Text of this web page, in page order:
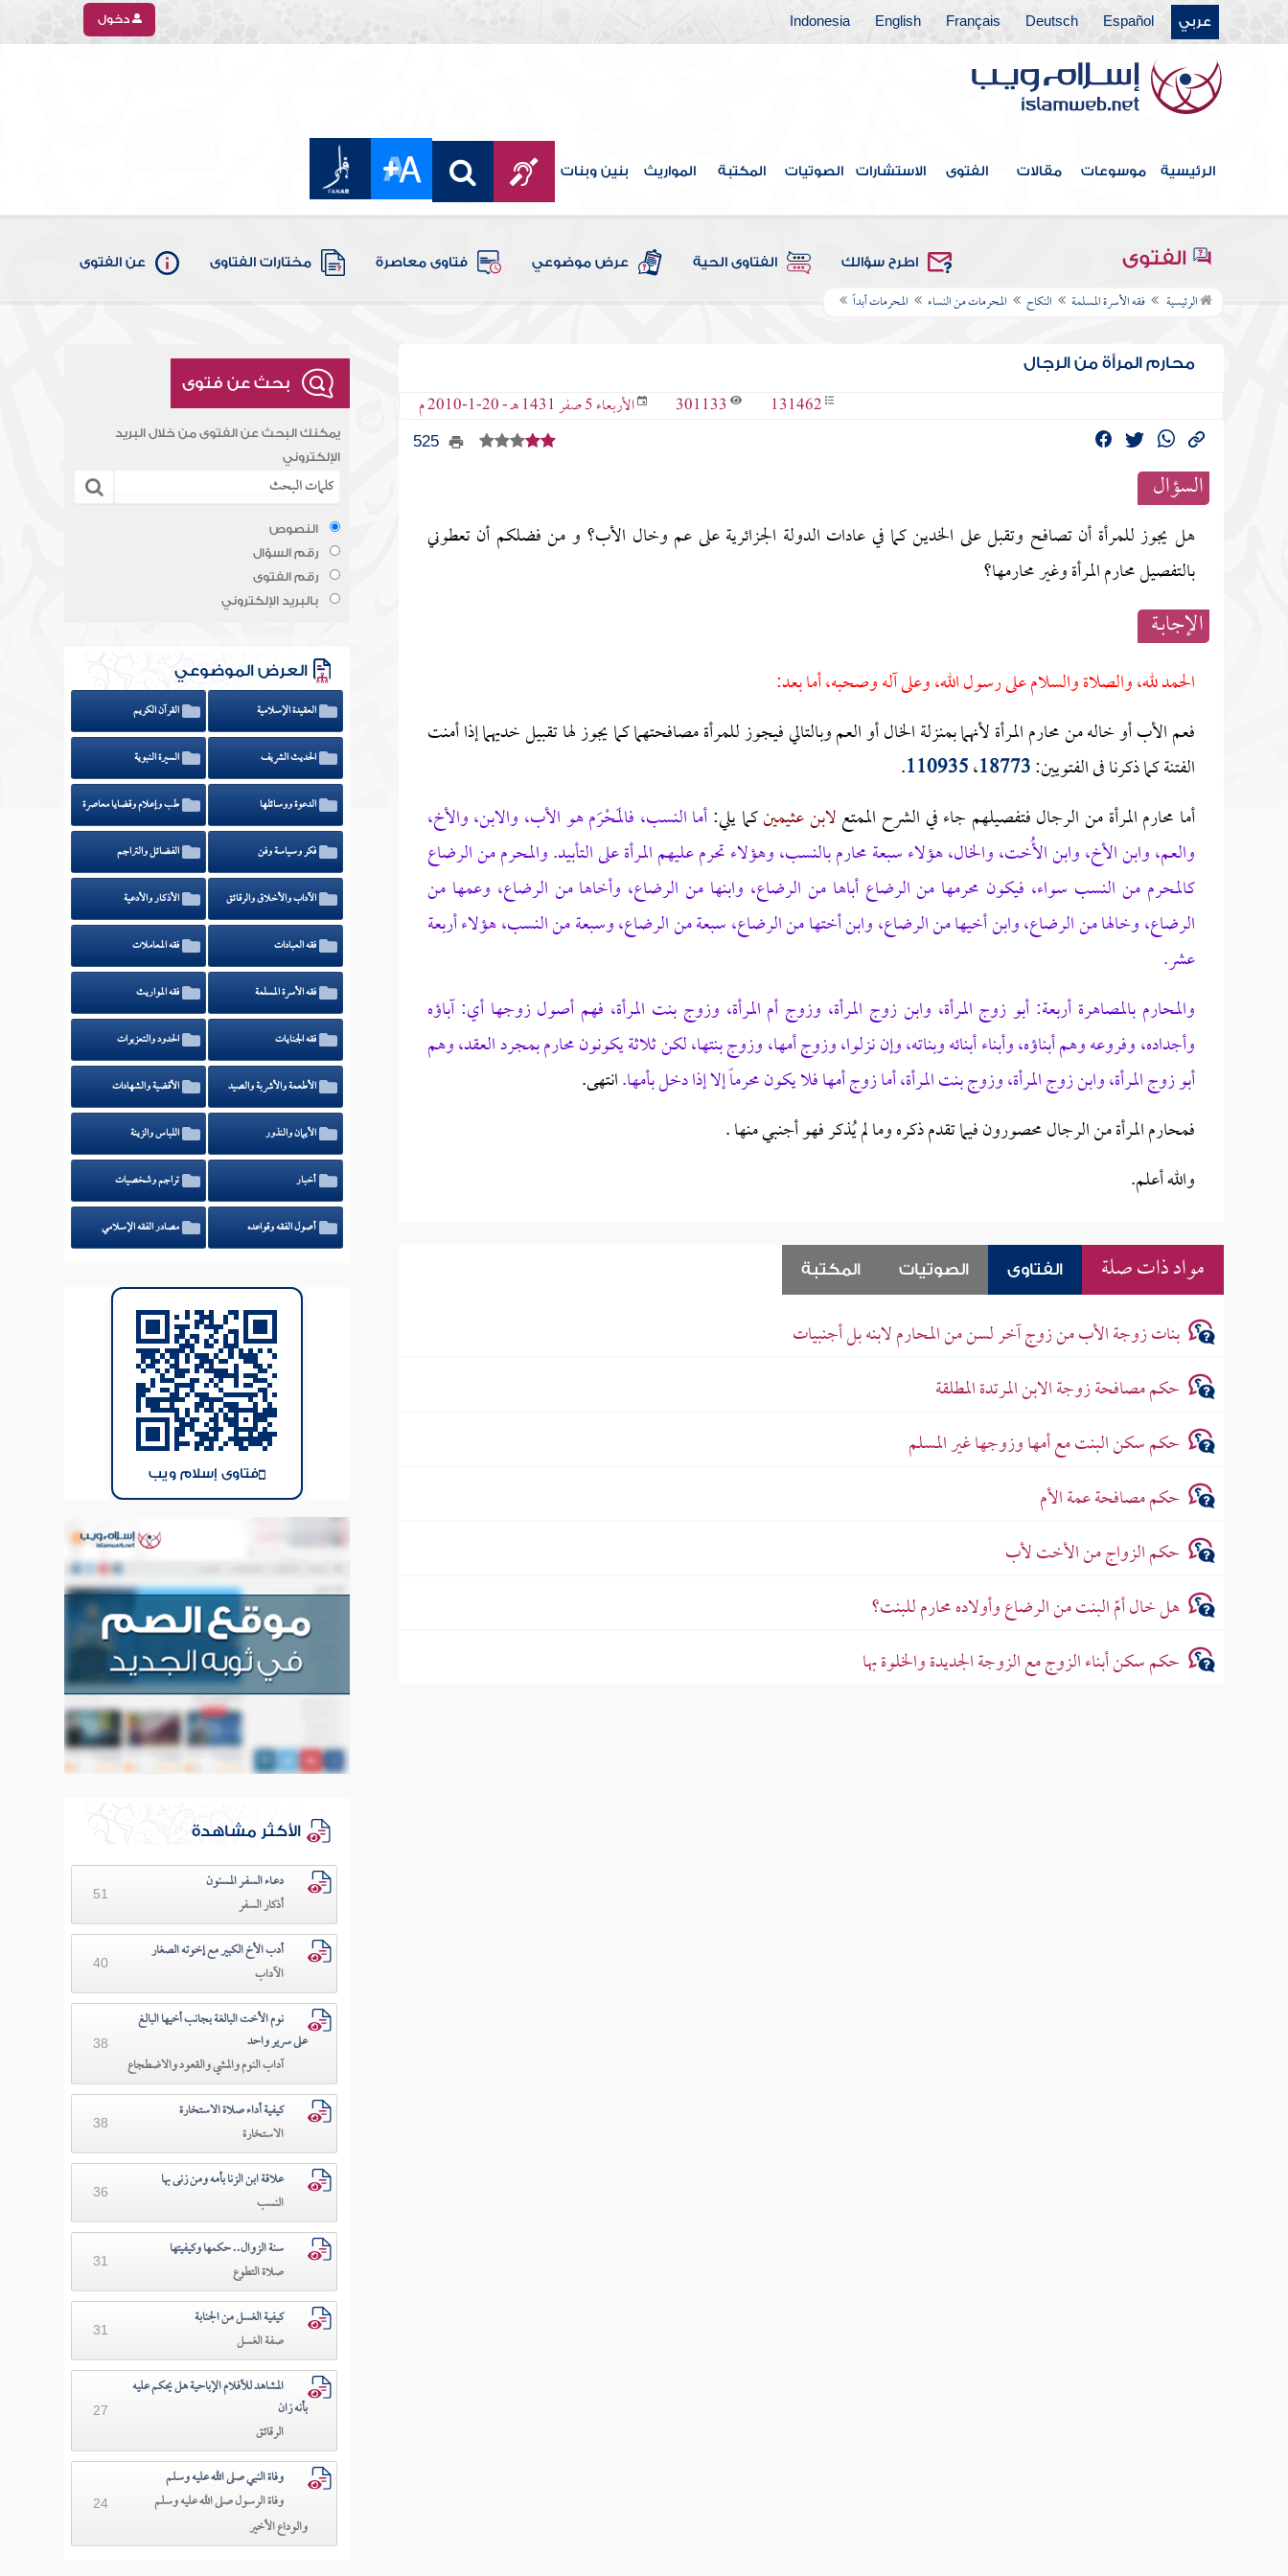
عربي Español
Deutsch
Français
English
Indonesia دخول
الرئيسية موسوعات مقالات الفتوى الاستشارات الصوتيات المكتبة المواريث بنين وبنات
الفتوى اطرح سؤالك الفتاوى الحية عرض موضوعي فتاوى معاصرة مختارات الفتاوى عن الفتوى
الرئيسية فقه الأسرة المسلمة النكاح المحرمات من النساء المحرمات أبداً
محارم المرأة من الرجال
131462
301133 الأربعاء 5 صفر 1431 هـ - 20-1-2010 م
525
السؤال
هل يجوز للمرأة أن تصافح وتقبل على الخدين كما في عادات الدولة الجزائرية على عم وخال الأب؟ و من فضلكم أن تعطوني
بالتفصيل محارم المرأة وغير محارمها؟
الإجابــة
الحمد لله، والصلاة والسلام على رسول الله، وعلى آله وصحبه، أما بعد:
فعم الأب أو خاله من محارم المرأة لأنهما بمنزلة الخال أو العم وبالتالي فيجوز للمرأة مصافحتهما كما يجوز لها تقبيل خديهما إذا أمنت
الفتنة كما ذكرنا فى الفتويين:18773،110935
.
أما محارم المرأة من الرجال فتفصيلهم جاء في الشرح الممتعلابن عثيمينكما يلي:أما النسب، فالمَحْرَم هو الأب، والابن، والأخ،
والعم، وابن الأخ، وابن الأُخت، والخال، هؤلاء سبعة محارم بالنسب، وهؤلاء تحرم عليهم المرأة على التأبيد.والمحرم من الرضاع
كالمحرم من النسب سواء، فيكون محرمها من الرضاع أباها من الرضاع، وابنها من الرضاع، وأخاها من الرضاع، وعمها من
الرضاع، وخالها من الرضاع، وابن أخيها من الرضاع، وابن أختها من الرضاع، سبعة من الرضاع، وسبعة من النسب، هؤلاء أربعة
عشر.
والمحارم بالمصاهرة أربعة: أبو زوج المرأة، وابن زوج المرأة، وزوج أم المرأة، وزوج بنت المرأة، فهم أصول زوجها أي: آباؤه
وأجداده، وفروعه وهم أبناؤه، وأبناء أبنائه وبناته، وإن نزلوا، وزوج أمها، وزوج بنتها، لكن ثلاثة يكونون محارم بمجرد العقد، وهم
أبو زوج المرأة، وابن زوج المرأة، وزوج بنت المرأة، أما زوج أمها فلا يكون محرماً إلا إذا دخل بأمها.انتهى.
فمحارم المرأة من الرجال محصورون فيما تقدم ذكره وما لم يُذكر فهو أجنبي منها .
والله أعلم.
مواد ذات صلة الفتاوى الصوتيات المكتبة
بنات زوجة الأب من زوج آخر لسن من المحارم لابنه بل أجنبيات
حكم مصافحة زوجة الابن المرتدة المطلقة
حكم سكن البنت مع أمها وزوجها غير المسلم
حكم مصافحة عمة الأم
حكم الزواج من الأخت لأب
هل خال أمّ البنت من الرضاع وأولاده محارم للبنت؟
حكم سكن أبناء الزوج مع الزوجة الجديدة والخلوة بها
بحث عن فتوى
يمكنك البحث عن الفتوى من خلال البريد
الإلكتروني
النصوص
رقم السؤال
رقم الفتوى
بالبريد الإلكتروني
العرض الموضوعي
العقيدة الإسلامية القرآن الكريم
الحديث الشريف السيرة النبوية
الدعوة ووسائلها طب وإعلام وقضايا معاصرة
فكر وسياسة وفن الفضائل والتراجم
الآداب والأخلاق والرقائق الأذكار والأدعية
فقه العبادات فقه المعاملات
فقه الأسرة المسلمة فقه المواريث
فقه الجنايات الحدود والتعزيرات
الأطعمة والأشربة والصيد الأقضية والشهادات
الأيمان والنذور اللباس والزينة
أخبار تراجم وشخصيات
أصول الفقه وقواعده مصادر الفقه الإسلامي
فتاوى إسلام ويب
الأكثر مشاهدة
دعـاء السفـر المسنون
أذكار السفر
51
أدب الأخ الكبير مع إخوته الصغار
الآداب
40
نوم الأخت البالغة بجانب أخيها البالغ
على سرير واحد
آداب النوم والمشي والقعود والاضطجاع
38
كيفية أداء صلاة الاستخارة
الاستخارة
38
علاقة ابن الزنا بأمه ومن زنى بها
النسب
36
سنة الزوال.. حكمها وكيفيتها
صلاة التطوع
31
كيفية الغسل من الجنابة
صفة الغسل
31
المشاهد للأفلام الإباحية هل يحكم عليه
بأنه زان
الرقائق
27
وفاة النبي صلى الله عليه وسلم
وفاة الرسول صلى الله عليه وسلم
والوداع الأخير
24